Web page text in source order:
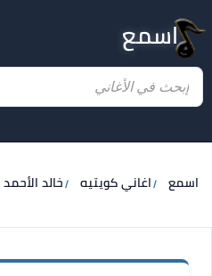
اسمع
اسمع اغاني كويتيه خالد الأحمد